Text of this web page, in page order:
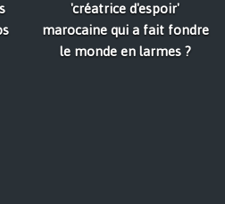
'créatrice d'espoir'
marocaine qui a fait fondre
le monde en larmes ?